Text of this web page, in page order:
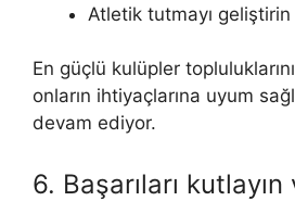
Atletik tutmayı geliştirin
En güçlü kulüpler
onların ihtiyaçlarına uyum
devam ediyor.
6. Başarıları kutlayın